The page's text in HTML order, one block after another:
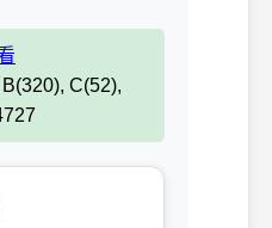
C(52),